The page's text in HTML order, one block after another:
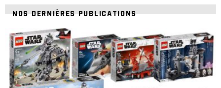
NOS DERNIÈRES PUBLICATIONS